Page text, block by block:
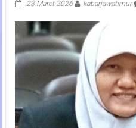
23 Maret 2026 kabarjawatimur